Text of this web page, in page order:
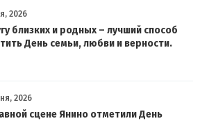
2026
близких и родных – лучший способ
День семьи, любви и верности.
2026
сцене Янино отметили День